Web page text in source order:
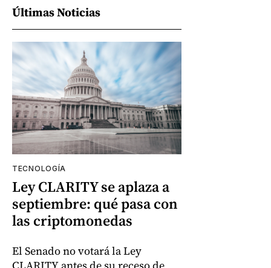
Últimas Noticias
TECNOLOGÍA
Ley CLARITY se aplaza a
septiembre: qué pasa con
las criptomonedas
El Senado no votará la Ley